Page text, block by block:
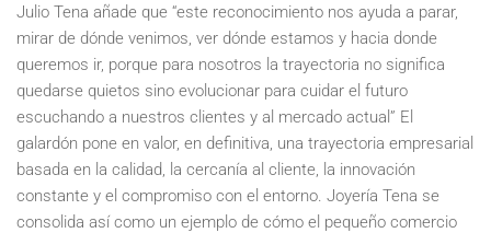
Julio Tena añade que “este reconocimiento nos ayuda a parar,
mirar de dónde venimos, ver dónde estamos y hacia donde
queremos ir, porque para nosotros la trayectoria no significa
quedarse quietos sino evolucionar para cuidar el futuro
escuchando a nuestros clientes y al mercado actual” El
galardón pone en valor, en definitiva, una trayectoria empresarial
basada en la calidad, la cercanía al cliente, la innovación
constante y el compromiso con el entorno. Joyería Tena se
consolida así como un ejemplo de cómo el pequeño comercio